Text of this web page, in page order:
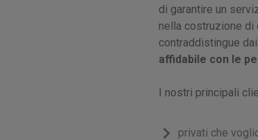
di garantire un
nella costruzione di
contraddistingue
affidabile con le
I nostri principali
privati che